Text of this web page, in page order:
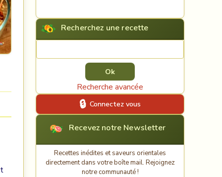
Recherchez une recette
Recherche avancée
Connectez vous
Recevez notre Newsletter
Recettes inédites et saveurs orientales
directement dans votre boîte mail. Rejoignez
notre communauté !